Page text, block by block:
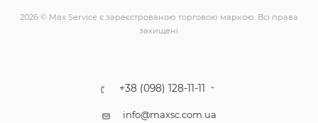
2026 © Max Service є зареєстрованою торговою маркою. Всі права
захищені.
+38 (098) 128-11-11
info@maxsc.com.ua